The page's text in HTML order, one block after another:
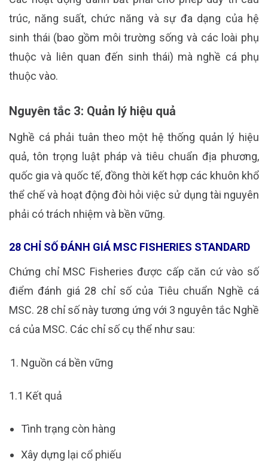
trúc, năng suất, chức năng và sự đa dạng của hệ
sinh thái (bao gồm môi trường sống và các loài phụ
thuộc và liên quan đến sinh thái) mà nghề cá phụ
thuộc vào.
Nguyên tắc 3: Quản lý hiệu quả
Nghề cá phải tuân theo một hệ thống quản lý hiệu
quả, tôn trọng luật pháp và tiêu chuẩn địa phương,
quốc gia và quốc tế, đồng thời kết hợp các khuôn khổ
thể chế và hoạt động đòi hỏi việc sử dụng tài nguyên
phải có trách nhiệm và bền vững.
28 CHỈ SỐ ĐÁNH GIÁ MSC FISHERIES STANDARD
Chứng chỉ MSC Fisheries được cấp căn cứ vào số
điểm đánh giá 28 chỉ số của Tiêu chuẩn Nghề cá
MSC. 28 chỉ số này tương ứng với 3 nguyên tắc Nghề
cá của MSC. Các chỉ số cụ thể như sau:
Nguồn cá bền vững
1.1 Kết quả
Tình trạng còn hàng
Xây dựng lại cổ phiếu